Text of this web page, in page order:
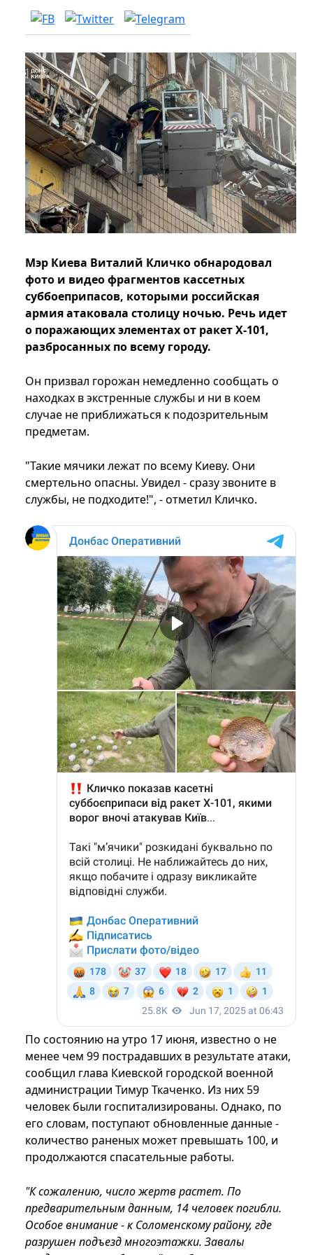
Мэр Киева Виталий Кличко обнародовал
фото и видео фрагментов кассетных
суббоеприпасов, которыми российская
армия атаковала столицу ночью. Речь идет
о поражающих элементах от ракет Х-101,
разбросанных по всему городу.
Он призвал горожан немедленно сообщать о
находках в экстренные службы и ни в коем
случае не приближаться к подозрительным
предметам.
"Такие мячики лежат по всему Киеву. Они
смертельно опасны. Увидел - сразу звоните в
службы, не подходите!", - отметил Кличко.
По состоянию на утро 17 июня, известно о не
менее чем 99 пострадавших в результате атаки,
сообщил глава Киевской городской военной
администрации Тимур Ткаченко. Из них 59
человек были госпитализированы. Однако, по
его словам, поступают обновленные данные -
количество раненых может превышать 100, и
продолжаются спасательные работы.
"К сожалению, число жертв растет. По
предварительным данным, 14 человек погибли.
Особое внимание - к Соломенскому району, где
разрушен подъезд многоэтажки. Завалы